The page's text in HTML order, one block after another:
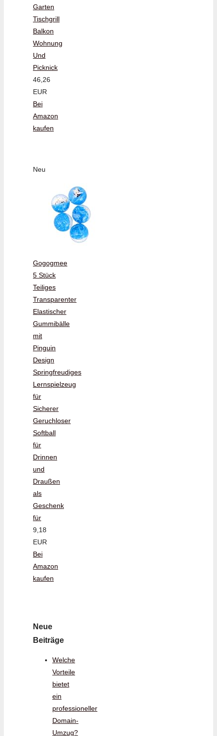
Garten
Tischgrill
Balkon
Wohnung
Und
Picknick
46,26
EUR
Bei
Amazon
kaufen
Neu
Gogogmee
5 Stück
Teiliges
Transparenter
Elastischer
Gummibälle
mit
Pinguin
Design
Springfreudiges
Lernspielzeug
für
Sicherer
Geruchloser
Softball
für
Drinnen
und
Draußen
als
Geschenk
für
9,18
EUR
Bei
Amazon
kaufen
Neue
Beiträge
Welche
Vorteile
bietet
ein
professioneller
Domain-
Umzug?